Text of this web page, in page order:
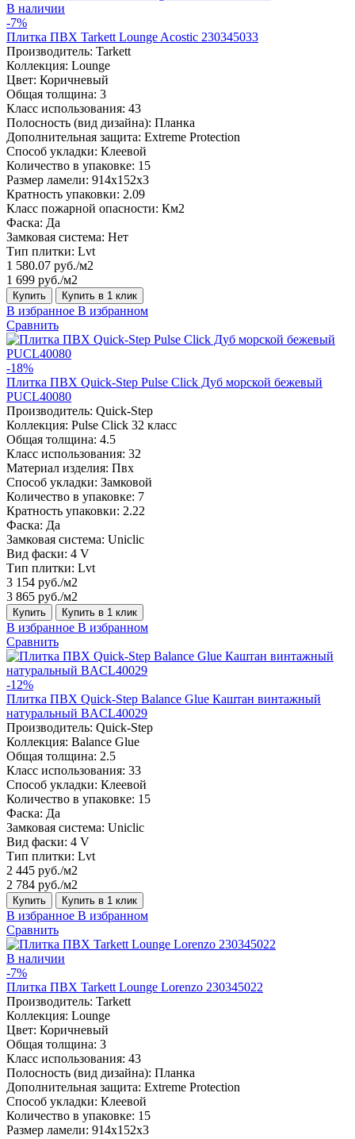
В наличии
-7%
Плитка ПВХ Tarkett Lounge Acostic 230345033
Производитель: Tarkett
Коллекция: Lounge
Цвет: Коричневый
Общая толщина: 3
Класс использования: 43
Полосность (вид дизайна): Планка
Дополнительная защита: Extreme Protection
Способ укладки: Клеевой
Количество в упаковке: 15
Размер ламели: 914x152x3
Кратность упаковки: 2.09
Класс пожарной опасности: Км2
Фаска: Да
Замковая система: Нет
Тип плитки: Lvt
1 580.07 руб./м2
1 699 руб./м2
Купить Купить в 1 клик
В избранное В избранном
Сравнить
-18%
Плитка ПВХ Quick-Step Pulse Click Дуб морской бежевый
PUCL40080
Производитель: Quick-Step
Коллекция: Pulse Click 32 класс
Общая толщина: 4.5
Класс использования: 32
Материал изделия: Пвх
Способ укладки: Замковой
Количество в упаковке: 7
Кратность упаковки: 2.22
Фаска: Да
Замковая система: Uniclic
Вид фаски: 4 V
Тип плитки: Lvt
3 154 руб./м2
3 865 руб./м2
Купить Купить в 1 клик
В избранное В избранном
Сравнить
-12%
Плитка ПВХ Quick-Step Balance Glue Каштан винтажный
натуральный BACL40029
Производитель: Quick-Step
Коллекция: Balance Glue
Общая толщина: 2.5
Класс использования: 33
Способ укладки: Клеевой
Количество в упаковке: 15
Фаска: Да
Замковая система: Uniclic
Вид фаски: 4 V
Тип плитки: Lvt
2 445 руб./м2
2 784 руб./м2
Купить Купить в 1 клик
В избранное В избранном
Сравнить
В наличии
-7%
Плитка ПВХ Tarkett Lounge Lorenzo 230345022
Производитель: Tarkett
Коллекция: Lounge
Цвет: Коричневый
Общая толщина: 3
Класс использования: 43
Полосность (вид дизайна): Планка
Дополнительная защита: Extreme Protection
Способ укладки: Клеевой
Количество в упаковке: 15
Размер ламели: 914x152x3